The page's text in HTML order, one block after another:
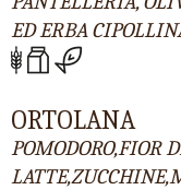
ED ERBA
ORTOLANA
POMODORO,FIOR